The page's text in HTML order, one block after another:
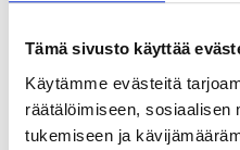
Tämä sivusto käyttää
Käytämme evästeitä
räätälöimiseen, sosiaalisen
tukemiseen ja